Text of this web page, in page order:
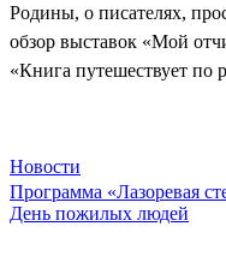
Родины, о писателях,
обзор выставок «Мой
«Книга путешествует по
Новости
Навигация
по
Программа «Лазоревая
День пожилых людей